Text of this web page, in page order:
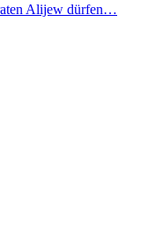
Alijew dürfen…